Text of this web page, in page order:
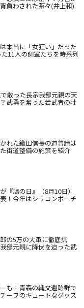
負わされた茶々(井上和)
本当に「女狂い」だった
11人の側室たちを時系列
で散った長宗我部元親の天
武勇を奮った若武者の壮
れた織田信長の道普請は
街道整備の施策を紹介
『鳩の日』（8月10日）
！今年はシリコンポーチ
の5万の大軍に徹底抗
部元親に降伏を迫った武
も！青森の縄文遺跡群で
ーフのキュートなグッズ